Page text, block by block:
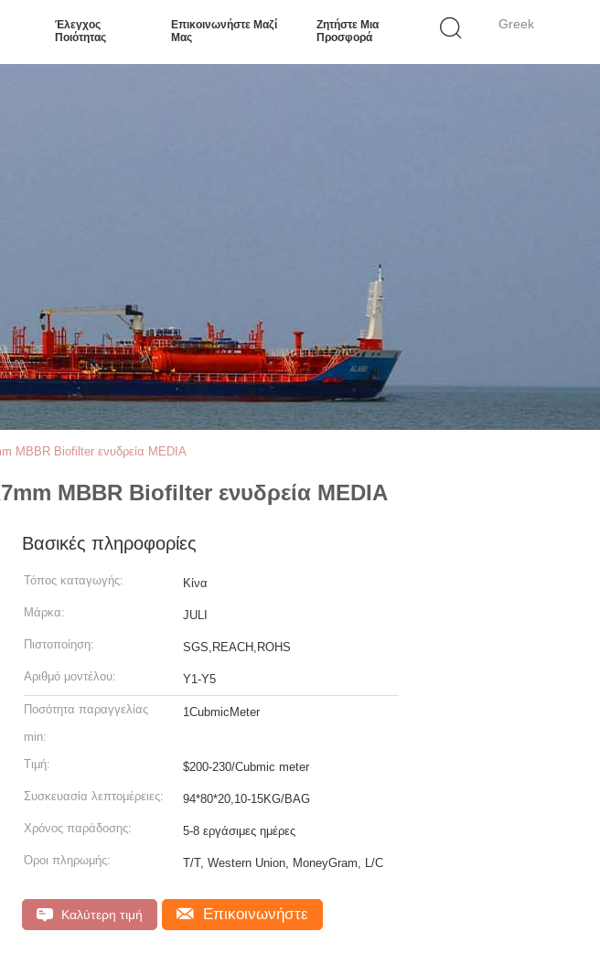
Greek
Έλεγχος
Ποιότητας
Επικοινωνήστε Μαζί
Μας
Ζητήστε Μια
Προσφορά
MBBR Biofilter ενυδρεία MEDIA
MBBR Biofilter ενυδρεία MEDIA
Βασικές πληροφορίες
Τόπος καταγωγής: Κίνα
Μάρκα: JULI
Πιστοποίηση: SGS,REACH,ROHS
Αριθμό μοντέλου: Y1-Y5
Ποσότητα παραγγελίας
min:
1CubmicMeter
Τιμή: $200-230/Cubmic meter
Συσκευασία λεπτομέρειες: 94*80*20,10-15KG/BAG
Χρόνος παράδοσης: 5-8 εργάσιμες ημέρες
Όροι πληρωμής: T/T, Western Union, MoneyGram, L/C
Καλύτερη τιμή Επικοινωνήστε